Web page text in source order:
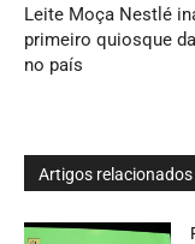
Leite Moça Nestlé
primeiro quiosque
no país
Artigos relacionados